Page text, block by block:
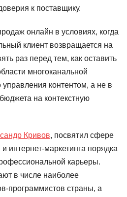
к поставщику.
онлайн в условиях, когда
клиент возвращается на
раз перед тем, как оставить
многоканальной
управления контентом, а не в
на контекстную
Кривов, посвятил сфере
интернет-маркетинга порядка
карьеры.
в числе наиболее
программистов страны, а